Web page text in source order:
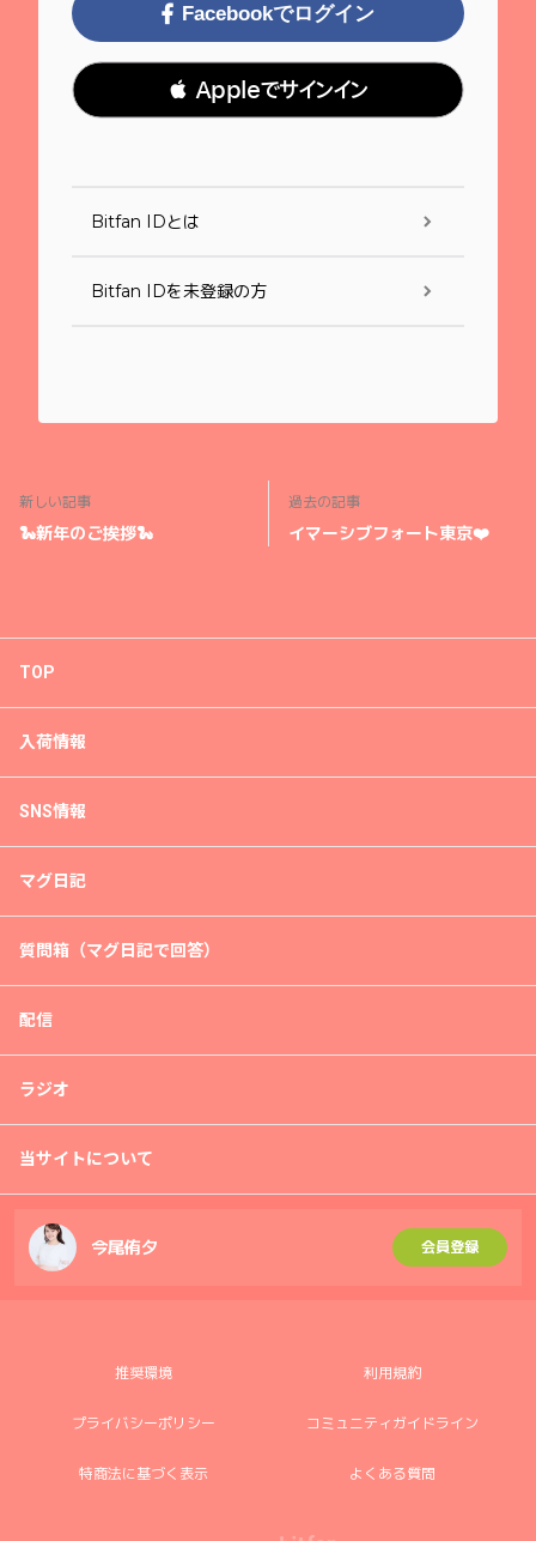
Facebookでログイン
 Appleでサインイン
Bitfan IDとは
Bitfan IDを未登録の方
新しい記事
🐍新年のご挨拶🐍
過去の記事
イマーシブフォート東京❤️
TOP
入荷情報
SNS情報
マグ日記
質問箱（マグ日記で回答）
配信
ラジオ
当サイトについて
今尾侑夕 会員登録
推奨環境 利用規約
プライバシーポリシー コミュニティガイドライン
特商法に基づく表示 よくある質問